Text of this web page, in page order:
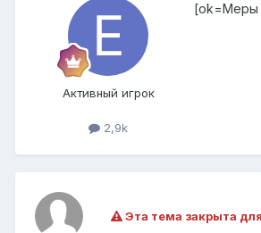
Активный игрок
2,9k
[ok=Меры
Эта тема закрыта